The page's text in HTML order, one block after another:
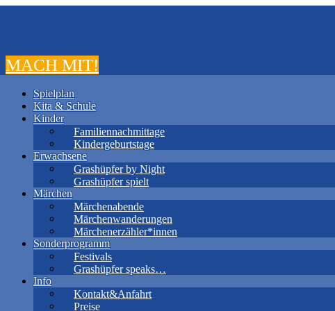
MACH MIT!
Spielplan
Kita & Schule
Kinder
Familiennachmittage
Kindergeburtstage
Erwachsene
Grashüpfer by Night
Grashüpfer spielt
Märchen
Märchenabende
Märchenwanderungen
Märchenerzähler*innen
Sonderprogramm
Festivals
Grashüpfer speaks…
Info
Kontakt&Anfahrt
Preise